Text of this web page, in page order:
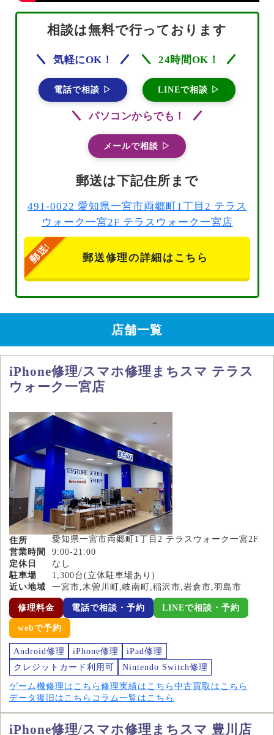
相談は無料で行っております
気軽にOK！
電話で相談 ▷
24時間OK！
LINEで相談 ▷
パソコンからでも！
メールで相談 ▷
郵送は下記住所まで
491-0022 愛知県一宮市両郷町1丁目2 テラス
ウォーク一宮2F テラスウォーク一宮店
郵送修理の詳細はこちら
店舗一覧
iPhone修理/スマホ修理まちスマ テラス
ウォーク一宮店
住所
愛知県一宮市両郷町1丁目2 テラスウォーク一宮2F
営業時間
9:00-21:00
定休日
なし
駐車場
1,300台(立体駐車場あり)
近い地域
一宮市,木曽川町,岐南町,稲沢市,岩倉市,羽島市
修理料金 電話で相談・予約 LINEで相談・予約
webで予約
Android修理 iPhone修理
iPad修理
クレジットカード利用可
Nintendo Switch修理
ゲーム機修理はこちら 修理実績はこちら 中古買取はこちら
データ復旧はこちら コラム一覧はこちら
iPhone修理/スマホ修理まちスマ 豊川店